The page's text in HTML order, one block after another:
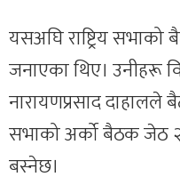
यसअघि राष्ट्रिय सभाको
जनाएका थिए। उनीहरू
नारायणप्रसाद दाहालले
सभाको अर्को बैठक जेठ
बस्नेछ।